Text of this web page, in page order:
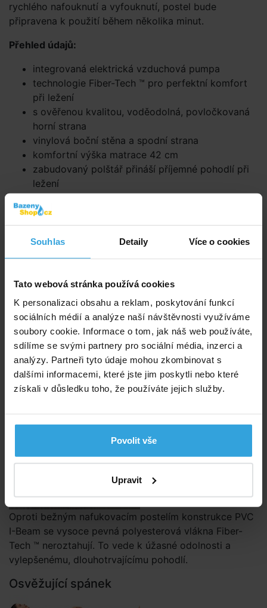
Souhlas Detaily Více o cookies
Tato webová stránka používá cookies
K personalizaci obsahu a reklam, poskytování funkcí
sociálních médií a analýze naší návštěvnosti využíváme
soubory cookie. Informace o tom, jak náš web používáte,
sdílíme se svými partnery pro sociální média, inzerci a
analýzy. Partneři tyto údaje mohou zkombinovat s
dalšími informacemi, které jste jim poskytli nebo které
získali v důsledku toho, že používáte jejich služby.
Povolit vše
Upravit
rychlého nafouknutí a vyfouknutí, postel bude
připravena k použití během několika minut.
Přehled údajů:
integrovaná elektrická vzduchová pumpa
technologie Fiber-Tech ™ pro perfektní komfort
při ležení
s ověřenou kvalitou, voděodolná, povločkovaná
horní strana
vinylová boční stěna a spodní strana
komfortní výška matrace 42 cm
zabudovaný polštář přináší příjemné pohodlí při
ležení
Technologie Fiber-Tech
Neuveřitelný klid během noci začíná s jedinečným
vláknem. Nafukovací postele s touto novou, inovativní
a patentovanou technologií Fiber-Tech ™ se skládají
z tisíců vysoce pevných polyesterových vláken.
Odolnost a pohodlí
Oproti bežným nafukovacím postelím konstrukce PVC
I-Beam se vysoce pevná polyesterová vlákna Fiber-
Tech ™ neroztahují. To vede k úžasné odolnosti a
vylepšenému, dlouhotrvajícímu pohodlí.
Osvěžující spánek